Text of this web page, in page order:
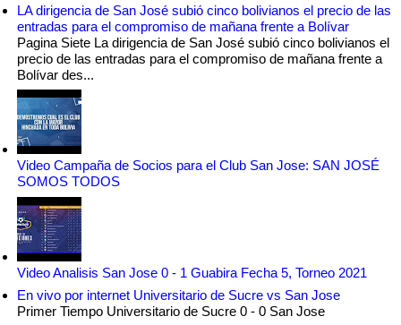
LA dirigencia de San José subió cinco bolivianos el precio de las
entradas para el compromiso de mañana frente a Bolívar
Pagina Siete La dirigencia de San José subió cinco bolivianos el
precio de las entradas para el compromiso de mañana frente a
Bolívar des...
Video Campaña de Socios para el Club San Jose: SAN JOSÉ
SOMOS TODOS
Video Analisis San Jose 0 - 1 Guabira Fecha 5, Torneo 2021
En vivo por internet Universitario de Sucre vs San Jose
Primer Tiempo Universitario de Sucre 0 - 0 San Jose